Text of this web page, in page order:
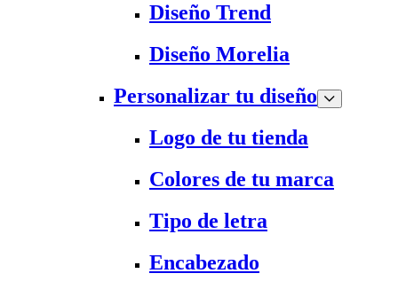
Diseño Trend
Diseño Morelia
Personalizar tu diseño
Logo de tu tienda
Colores de tu marca
Tipo de letra
Encabezado